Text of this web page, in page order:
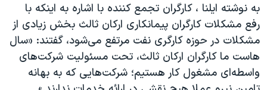
به نوشته ایلنا ، کارگران تجمع کننده با اشاره به اینکه با
رفع مشکلات کارگران پیمانکاری ارکان ثالث بخش زیادی از
مشکلات در حوزه کارگری نفت مرتفع می‌شود، گفتند: «سال
هاست ما کارگران ارکان ثالث، تحت مسئولیت شرکت‌های
واسطه‌ای مشغول کار هستیم؛ شرکت‌هایی که به بهانه